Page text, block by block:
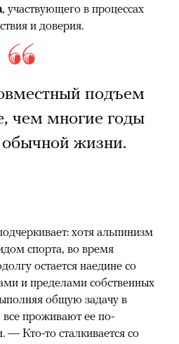
, участвующего в процессах
и доверия.
подъем
чем многие годы
жизни.
хотя альпинизм
спорта, во время
остается наедине со
и пределами собственных
общую задачу в
проживают ее по-
Кто-то сталкивается со